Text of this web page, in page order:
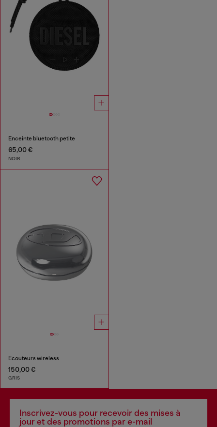
Enceinte bluetooth petite
65,00 €
NOIR
Ecouteurs wireless
150,00 €
GRIS
Inscrivez-vous pour recevoir des mises à
jour et des promotions par e-mail